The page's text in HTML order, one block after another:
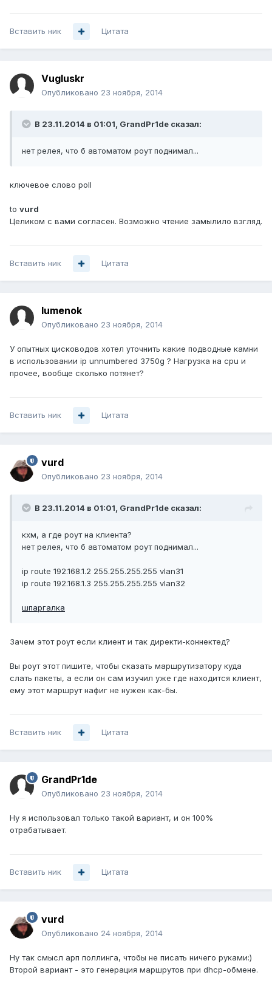
Вставить ник Цитата
Vugluskr
Опубликовано 23 ноября, 2014
В 23.11.2014 в 01:01, GrandPr1de сказал:
нет релея, что б автоматом роут поднимал...
ключевое слово poll
to vurd
Целиком с вами согласен. Возможно чтение замылило взгляд.
Вставить ник Цитата
lumenok
Опубликовано 23 ноября, 2014
У опытных цисководов хотел уточнить какие подводные камни
в использовании ip unnumbered 3750g ? Нагрузка на cpu и
прочее, вообще сколько потянет?
Вставить ник Цитата
vurd
Опубликовано 23 ноября, 2014
В 23.11.2014 в 01:01, GrandPr1de сказал:
кхм, а где роут на клиента?
нет релея, что б автоматом роут поднимал...
ip route 192.168.1.2 255.255.255.255 vlan31
ip route 192.168.1.3 255.255.255.255 vlan32
шпаргалка
Зачем этот роут если клиент и так директи-коннектед?
Вы роут этот пишите, чтобы сказать маршрутизатору куда
слать пакеты, а если он сам изучил уже где находится клиент,
ему этот маршрут нафиг не нужен как-бы.
Вставить ник Цитата
GrandPr1de
Опубликовано 23 ноября, 2014
Ну я использовал только такой вариант, и он 100%
отрабатывает.
Вставить ник Цитата
vurd
Опубликовано 24 ноября, 2014
Ну так смысл арп поллинга, чтобы не писать ничего руками:)
Второй вариант - это генерация маршрутов при dhcp-обмене.